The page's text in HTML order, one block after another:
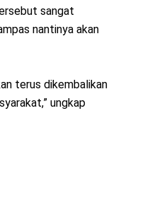
sangat
nantinya akan
terus dikembalikan
ungkap